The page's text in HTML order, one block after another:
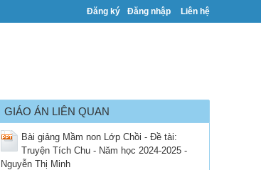
Đăng ký Đăng nhập Liên hệ
GIÁO ÁN LIÊN QUAN
Bài giảng Mầm non Lớp Chồi - Đề tài:
Truyện Tích Chu - Năm học 2024-2025 -
Nguyễn Thị Minh